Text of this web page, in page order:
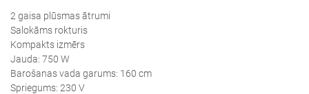
2 gaisa plūsmas ātrumi
Salokāms rokturis
Kompakts izmērs
Jauda: 750 W
Barošanas vada garums: 160 cm
Spriegums: 230 V